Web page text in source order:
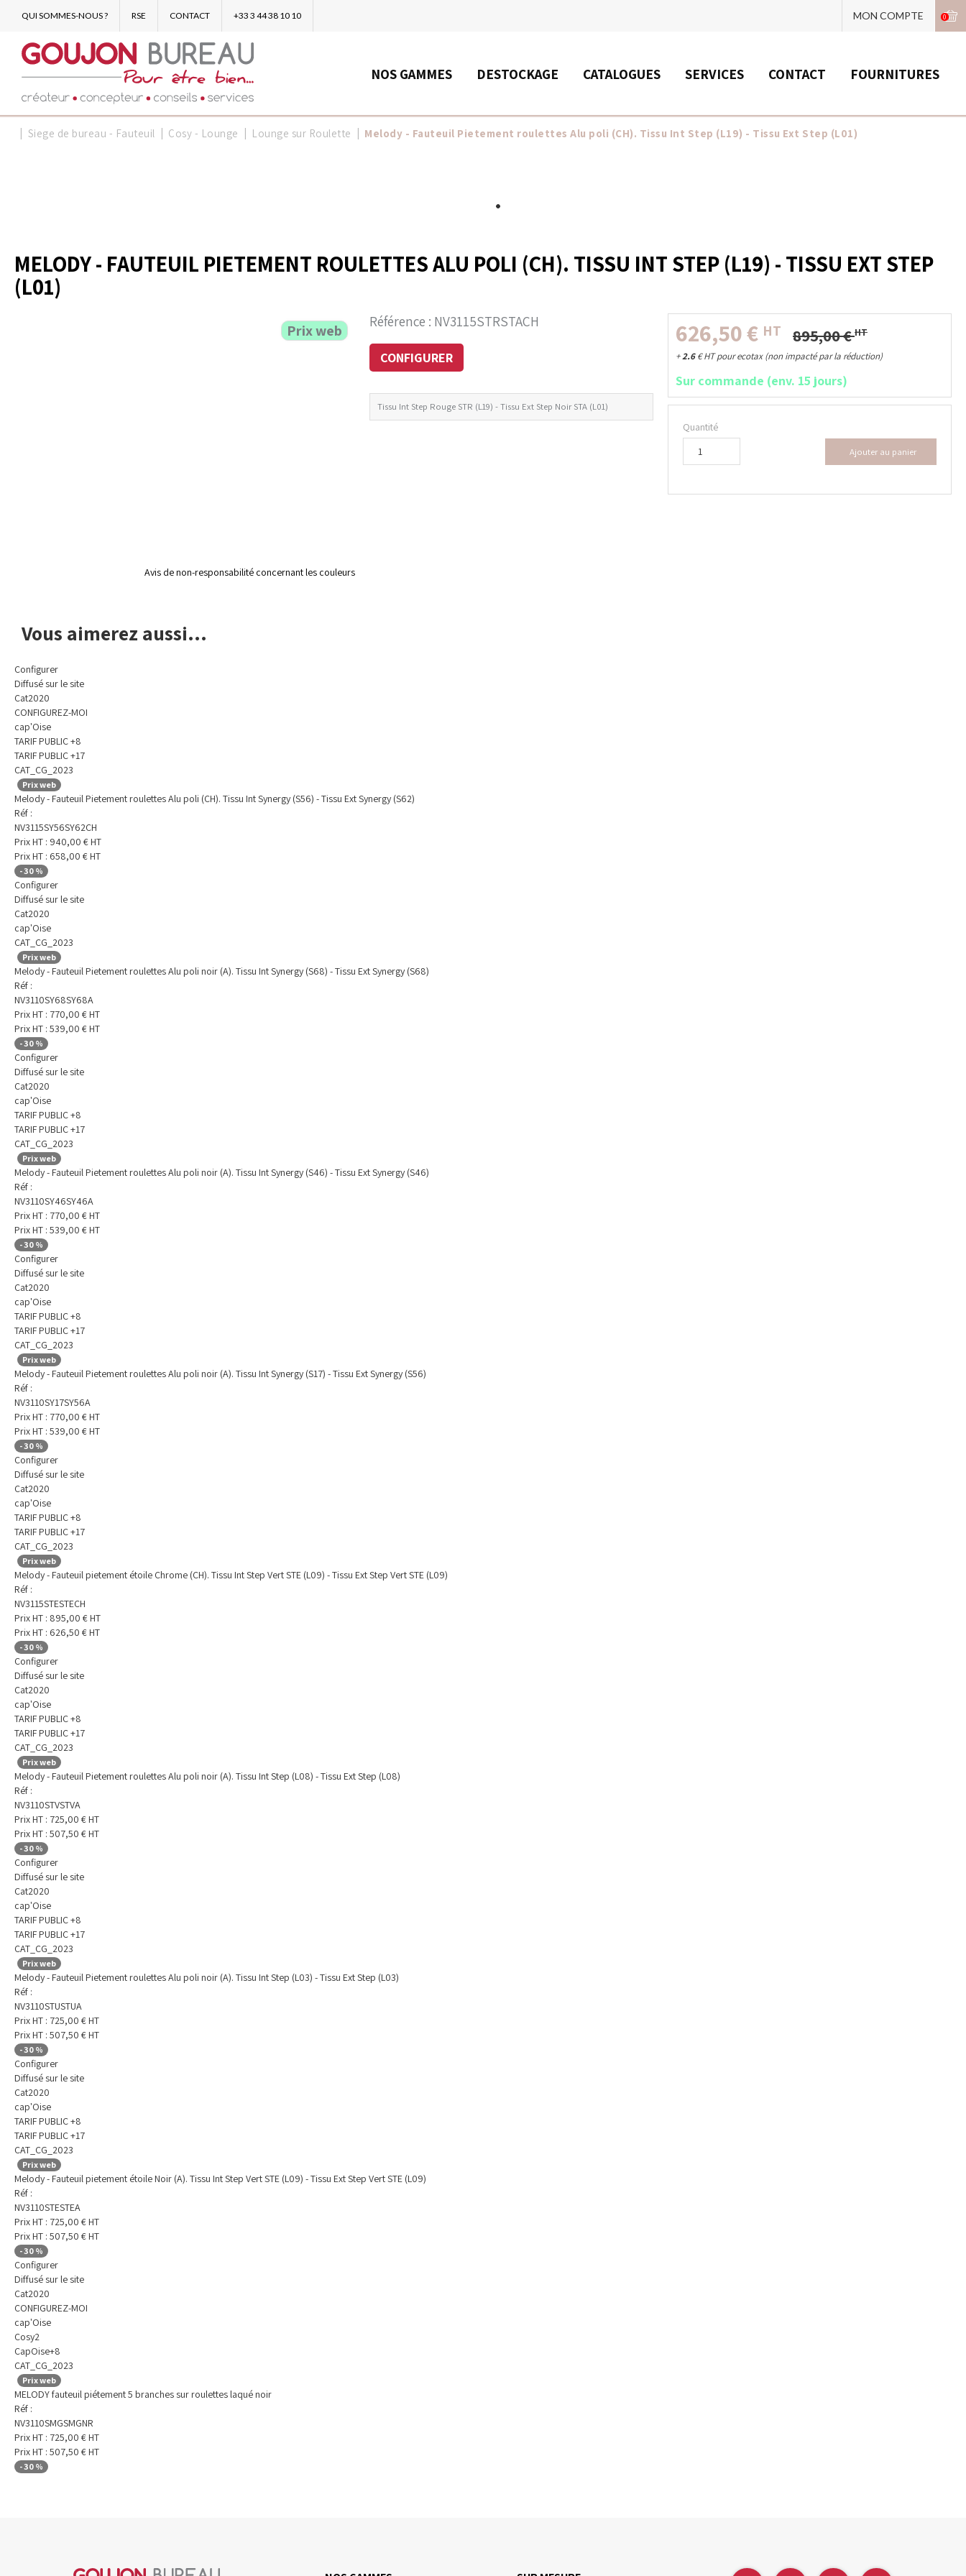
QUI SOMMES-NOUS ? RSE CONTACT +33 3 44 38 10 10 MON COMPTE 0
NOS GAMMES DESTOCKAGE CATALOGUES SERVICES CONTACT FOURNITURES
Siege de bureau - Fauteuil Cosy - Lounge Lounge sur Roulette Melody - Fauteuil Pietement roulettes Alu poli (CH). Tissu Int Step (L19) - Tissu Ext Step (L01)
Prix web
Avis de non-responsabilité concernant les couleurs
MELODY - FAUTEUIL PIETEMENT ROULETTES ALU POLI (CH). TISSU INT STEP (L19) - TISSU EXT STEP
(L01)
Référence : NV3115STRSTACH
Tissu Int Step Rouge STR (L19) - Tissu Ext Step Noir STA (L01)
CONFIGURER
895,00€ HT
626,50€ HT
+2.6€HT pour ecotax (non impacté par la réduction)
Sur commande (env. 15 jours)
Quantité
Ajouter au panier
Vous aimerez aussi...
Configurer
Diffusé sur le site
Cat2020
CONFIGUREZ-MOI
cap'Oise
TARIF PUBLIC +8
TARIF PUBLIC +17
CAT_CG_2023
Prix web
Melody - Fauteuil Pietement roulettes Alu poli (CH). Tissu Int Synergy (S56) - Tissu Ext Synergy (S62)
Réf :
NV3115SY56SY62CH
Prix HT : 940,00 € HT
Prix HT : 658,00 € HT
-30 %
Configurer
Diffusé sur le site
Cat2020
cap'Oise
CAT_CG_2023
Prix web
Melody - Fauteuil Pietement roulettes Alu poli noir (A). Tissu Int Synergy (S68) - Tissu Ext Synergy (S68)
Réf :
NV3110SY68SY68A
Prix HT : 770,00 € HT
Prix HT : 539,00 € HT
-30 %
Configurer
Diffusé sur le site
Cat2020
cap'Oise
TARIF PUBLIC +8
TARIF PUBLIC +17
CAT_CG_2023
Prix web
Melody - Fauteuil Pietement roulettes Alu poli noir (A). Tissu Int Synergy (S46) - Tissu Ext Synergy (S46)
Réf :
NV3110SY46SY46A
Prix HT : 770,00 € HT
Prix HT : 539,00 € HT
-30 %
Configurer
Diffusé sur le site
Cat2020
cap'Oise
TARIF PUBLIC +8
TARIF PUBLIC +17
CAT_CG_2023
Prix web
Melody - Fauteuil Pietement roulettes Alu poli noir (A). Tissu Int Synergy (S17) - Tissu Ext Synergy (S56)
Réf :
NV3110SY17SY56A
Prix HT : 770,00 € HT
Prix HT : 539,00 € HT
-30 %
Configurer
Diffusé sur le site
Cat2020
cap'Oise
TARIF PUBLIC +8
TARIF PUBLIC +17
CAT_CG_2023
Prix web
Melody - Fauteuil pietement étoile Chrome (CH). Tissu Int Step Vert STE (L09) - Tissu Ext Step Vert STE (L09)
Réf :
NV3115STESTECH
Prix HT : 895,00 € HT
Prix HT : 626,50 € HT
-30 %
Configurer
Diffusé sur le site
Cat2020
cap'Oise
TARIF PUBLIC +8
TARIF PUBLIC +17
CAT_CG_2023
Prix web
Melody - Fauteuil Pietement roulettes Alu poli noir (A). Tissu Int Step (L08) - Tissu Ext Step (L08)
Réf :
NV3110STVSTVA
Prix HT : 725,00 € HT
Prix HT : 507,50 € HT
-30 %
Configurer
Diffusé sur le site
Cat2020
cap'Oise
TARIF PUBLIC +8
TARIF PUBLIC +17
CAT_CG_2023
Prix web
Melody - Fauteuil Pietement roulettes Alu poli noir (A). Tissu Int Step (L03) - Tissu Ext Step (L03)
Réf :
NV3110STUSTUA
Prix HT : 725,00 € HT
Prix HT : 507,50 € HT
-30 %
Configurer
Diffusé sur le site
Cat2020
cap'Oise
TARIF PUBLIC +8
TARIF PUBLIC +17
CAT_CG_2023
Prix web
Melody - Fauteuil pietement étoile Noir (A). Tissu Int Step Vert STE (L09) - Tissu Ext Step Vert STE (L09)
Réf :
NV3110STESTEA
Prix HT : 725,00 € HT
Prix HT : 507,50 € HT
-30 %
Configurer
Diffusé sur le site
Cat2020
CONFIGUREZ-MOI
cap'Oise
Cosy2
CapOise+8
CAT_CG_2023
Prix web
MELODY fauteuil piétement 5 branches sur roulettes laqué noir
Réf :
NV3110SMGSMGNR
Prix HT : 725,00 € HT
Prix HT : 507,50 € HT
-30 %